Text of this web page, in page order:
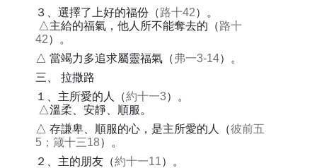
３、選擇了上好的福份（路十42）。
△主給的福氣，他人所不能奪去的（路十
42）。
△ 當竭力多追求屬靈福氣（弗一3-14）。
三、 拉撒路
１、主所愛的人（約十一3）。
△溫柔、安靜、順服。
△ 存謙卑、順服的心，是主所愛的人（彼前五
5；箴十三18）。
２、主的朋友（約十一11）。